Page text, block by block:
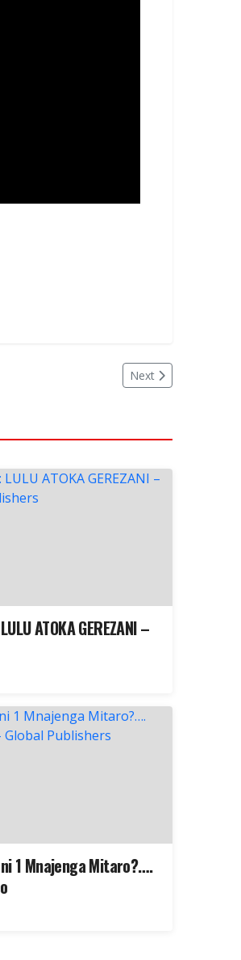
Next
ATOKA GEREZANI –
1 Mnajenga Mitaro?….